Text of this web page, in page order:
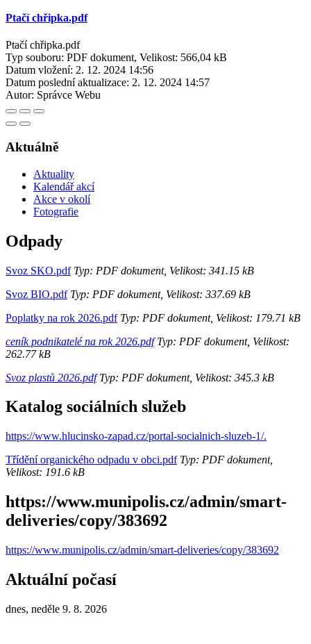
Ptačí chřipka.pdf
Ptačí chřipka.pdf
Typ souboru: PDF dokument, Velikost: 566,04 kB
Datum vložení: 2. 12. 2024 14:56
Datum poslední aktualizace: 2. 12. 2024 14:57
Autor: Správce Webu
Aktuálně
Aktuality
Kalendář akcí
Akce v okolí
Fotografie
Odpady
Svoz SKO.pdfTyp: PDF dokument, Velikost: 341.15 kB
Svoz BIO.pdfTyp: PDF dokument, Velikost: 337.69 kB
Poplatky na rok 2026.pdfTyp: PDF dokument, Velikost: 179.71 kB
ceník podnikatelé na rok 2026.pdfTyp: PDF dokument, Velikost:
262.77 kB
Svoz plastů 2026.pdfTyp: PDF dokument, Velikost: 345.3 kB
Katalog sociálních služeb
https://www.hlucinsko-zapad.cz/portal-socialnich-sluzeb-1/.
Třídění organického odpadu v obci.pdfTyp: PDF dokument,
Velikost: 191.6 kB
https://www.munipolis.cz/admin/smart-
deliveries/copy/383692
https://www.munipolis.cz/admin/smart-deliveries/copy/383692
Aktuální počasí
dnes, neděle 9. 8. 2026